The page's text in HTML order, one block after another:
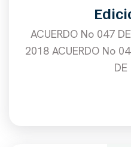
ACUERDO No 047
2018 ACUERDO No